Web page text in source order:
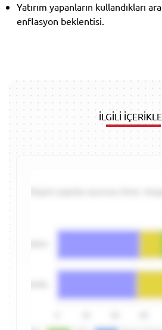
Yatırım yapanların kullandıkları
enflasyon beklentisi.
İLGİLİ